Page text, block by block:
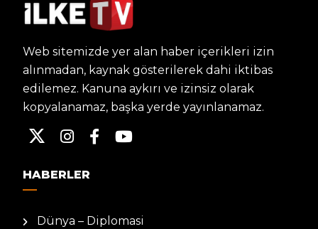
Web sitemizde yer alan haber içerikleri izin
alınmadan, kaynak gösterilerek dahi iktibas
edilemez. Kanuna aykırı ve izinsiz olarak
kopyalanamaz, başka yerde yayınlanamaz.
HABERLER
Dünya – Diplomasi